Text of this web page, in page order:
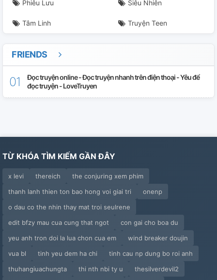
Phiêu Lưu Siêu Nhiên
Tâm Linh Truyện Teen
FRIENDS
Đọc truyện online - Đọc truyện nhanh trên điện thoại - Yêu để
đọc truyện - LoveTruyen
TỪ KHÓA TÌM KIẾM GẦN ĐÂY
x levi thereich
the conjuring xem phim
thanh lanh thien ton bao hong voi giai tri
onenp
o dau co the nhin thay mat troi seulrene
edit bfzy mau cua cung that ngot
con gai cho boa du
yeu anh tron doi la lua chon cua em
wind breaker doujin
vua bl
tinh yeu dem ha chi
tinh cau np dung bo roi anh
thuhangiuachungta
thi nth nbi ty u
thesilverdevil2